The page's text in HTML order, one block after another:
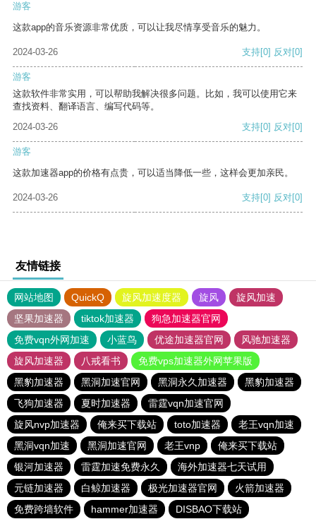
游客
这款app的音乐资源非常优质，可以让我尽情享受音乐的魅力。
2024-03-26 支持[0] 反对[0]
游客
这款软件非常实用，可以帮助我解决很多问题。比如，我可以使用它来
查找资料、翻译语言、编写代码等。
2024-03-26
支持[0] 反对[0]
游客
这款加速器app的价格有点贵，可以适当降低一些，这样会更加亲民。
2024-03-26 支持[0] 反对[0]
友情链接
网站地图 QuickQ 旋风加速度器 旋风
旋风加速
坚果加速器
tiktok加速器
狗急加速器官网
免费vqn外网加速
小蓝鸟 优途加速器官网
风驰加速器
旋风加速器
八戒看书
免费vps加速器外网苹果版
黑豹加速器
黑洞加速官网 黑洞永久加速器
黑豹加速器
飞狗加速器
夏时加速器
雷霆vqn加速官网
旋风nvp加速器
俺来买下载站 toto加速器
老王vqn加速
黑洞vqn加速
黑洞加速官网 老王vnp
俺来买下载站
银河加速器
雷霆加速免费永久
海外加速器七天试用
元链加速器
白鲸加速器 极光加速器官网
火箭加速器
免费跨墙软件
hammer加速器 DISBAO下载站